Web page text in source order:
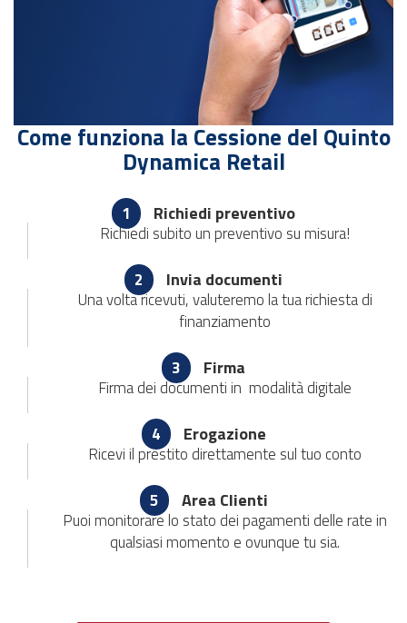
Come funziona la Cessione del Quinto
Dynamica Retail
1 Richiedi preventivo
Richiedi subito un preventivo su misura!
2
Invia documenti
Una volta ricevuti, valuteremo la tua richiesta di
finanziamento
3
Firma
Firma dei documenti in modalità digitale
4
Erogazione
Ricevi il prestito direttamente sul tuo conto
5
Area Clienti
Puoi monitorare lo stato dei pagamenti delle rate in
qualsiasi momento e ovunque tu sia.